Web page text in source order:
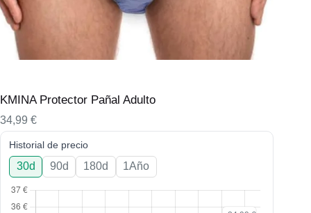
KMINA Protector Pañal Adulto
34,99 €
Historial de precio
30d 90d 180d 1Año